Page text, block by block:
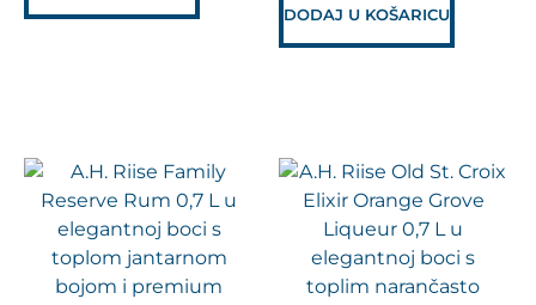
DODAJ U KOŠARICU